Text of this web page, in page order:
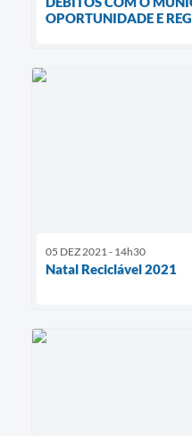
OPORTUNIDADE E
05 DEZ 2021 - 14h30
Natal Reciclável 2021